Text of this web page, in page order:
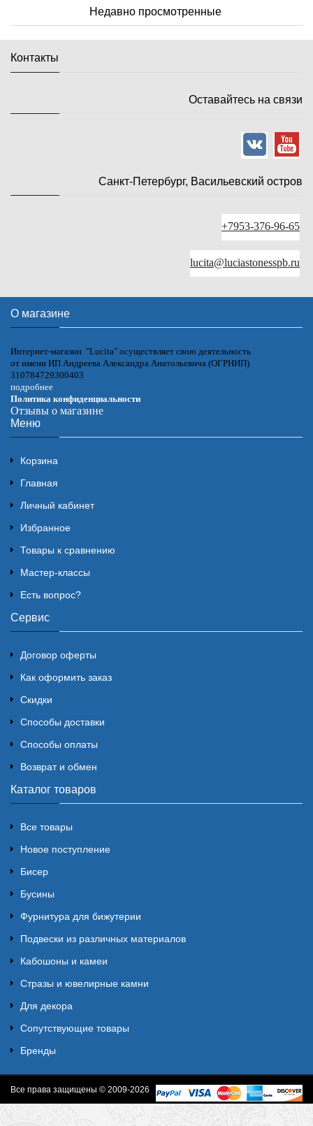
Недавно просмотренные
Контакты
Оставайтесь на связи
Санкт-Петербург, Васильевский остров
+7953-376-96-65
lucita@luciastonesspb.ru
О магазине
Интернет-магазин "Lucita" осуществляет свою деятельность
от имени ИП Андреева Александра Анатольевича (ОГРНИП)
310784729300403
подробнее
Политика конфиденциальности
Отзывы о магазине
Меню
Корзина
Главная
Личный кабинет
Избранное
Товары к сравнению
Мастер-классы
Есть вопрос?
Сервис
Договор оферты
Как оформить заказ
Скидки
Способы доставки
Способы оплаты
Возврат и обмен
Каталог товаров
Все товары
Новое поступление
Бисер
Бусины
Фурнитура для бижутерии
Подвески из различных материалов
Кабошоны и камеи
Стразы и ювелирные камни
Для декора
Сопутствующие товары
Бренды
Все права защищены © 2009-2026